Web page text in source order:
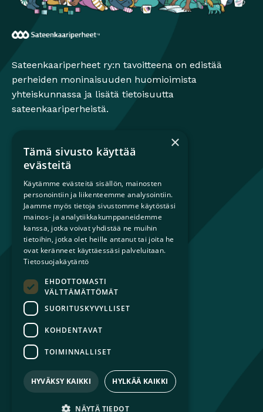
Sateenkaariperheet ry:n tavoitteena on edistää
perheiden moninaisuuden huomioimista
yhteiskunnassa ja lisätä tietoisuutta
sateenkaariperheistä.
Mikä on sateenkaariperhe?
Lapsiperheille
Ammattilaisille
Päättäjille
Ajankohtaista
Tilaa uutiskirje
Liity jäseneksi
Yhteystiedot
© 2026 Sateenkaariperheet ry
Tietosuojaseloste
Saavutettavuusseloste
×
Tämä sivusto käyttää
evästeitä
Käytämme evästeitä sisällön, mainosten
personointiin ja liikenteemme analysointiin.
Jaamme myös tietoja sivustomme käytöstäsi
mainos- ja analytiikkakumppaneidemme
kanssa, jotka voivat yhdistää ne muihin
tietoihin, jotka olet heille antanut tai joita he
ovat keränneet käyttäessäsi palveluitaan.
Tietosuojakäytäntö
EHDOTTOMASTI
VÄLTTÄMÄTTÖMÄT
SUORITUSKYVYLLISET
KOHDENTAVAT
TOIMINNALLISET
HYVÄKSY KAIKKI HYLKÄÄ KAIKKI
NÄYTÄ TIEDOT